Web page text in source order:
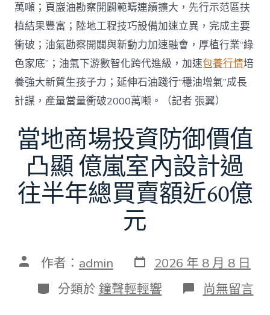
萬噸；頁巖油勘察開闢範疇連續擴大，先行示范區扶
植結果豐富；陸地工程技巧設備加速立異，完成主要
衝破；油氣勘察開闢與新動力加速融會，厚植行業“綠
色家底”；油氣下游數智化跨代進級，加速包養行情培
養強大新質生孩子力；延伸石油踐行“穩油增氣”成長
計謀，產量當量衝破2000萬噸。（記者 張翼）
當地商場投資防御價值
凸顯 億嵐室內設計過
往半年總買賣額近60億
元
文 作者： admin 發
表
日
期
2026 年 8 月 8 日
分
類
分類於 鐘聲輕輕響 在
〈當
尚無留言